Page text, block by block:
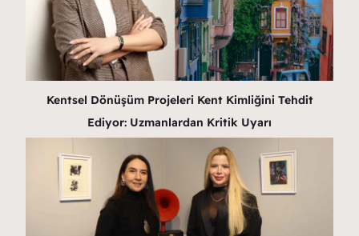
Kentsel Dönüşüm Projeleri Kent Kimliğini Tehdit
Ediyor: Uzmanlardan Kritik Uyarı